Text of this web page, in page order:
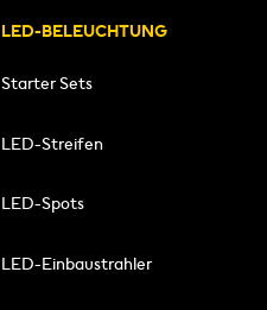
LED-BELEUCHTUNG
Starter Sets
LED-Streifen
LED-Spots
LED-Einbaustrahler